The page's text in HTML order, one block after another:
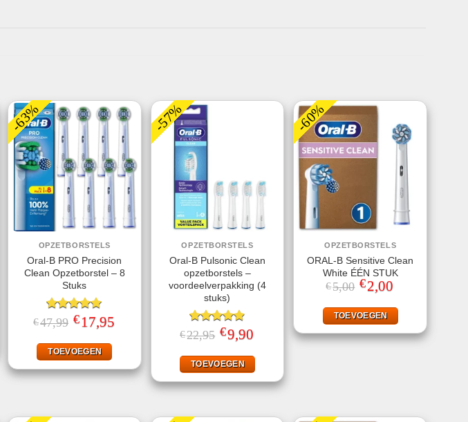
-63%
OPZETBORSTELS
Oral-B PRO Precision
Clean Opzetborstel – 8
Stuks
Gewaardeerd
5.00uit 5
€47,99 Oorspronkelijke
prijs
€47,99.
€ 17,95prijs
TOEVOEGEN
-57%
OPZETBORSTELS
Oral-B Pulsonic Clean
opzetborstels –
voordeelverpakking (4
stuks)
Gewaardeerd
4.87 uit 5
€22,95 Oorspronkelijke
prijs
€22,95.
€9,90Huidige
€9,90.
TOEVOEGEN
-60%
OPZETBORSTELS
ORAL-B Sensitive Clean
White ÉÉN STUK
€5,00 Oorspronkelijke
prijs
€5,00.
€2,00Huidige
€2,00.
TOEVOEGEN